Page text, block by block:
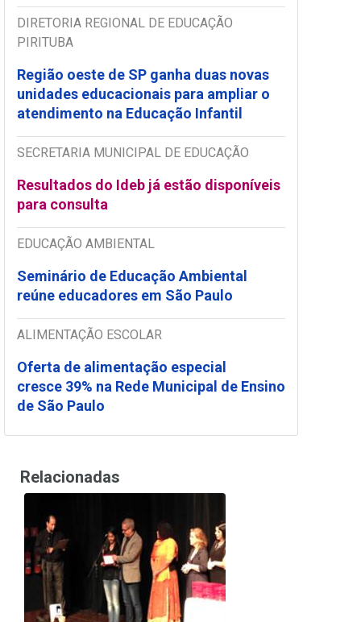
DIRETORIA REGIONAL DE EDUCAÇÃO
PIRITUBA
Região oeste de SP ganha duas novas
unidades educacionais para ampliar o
atendimento na Educação Infantil
SECRETARIA MUNICIPAL DE EDUCAÇÃO
Resultados do Ideb já estão disponíveis
para consulta
EDUCAÇÃO AMBIENTAL
Seminário de Educação Ambiental
reúne educadores em São Paulo
ALIMENTAÇÃO ESCOLAR
Oferta de alimentação especial
cresce 39% na Rede Municipal de Ensino
de São Paulo
Relacionadas